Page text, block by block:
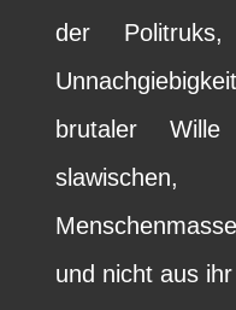
der
brutaler
und nicht aus